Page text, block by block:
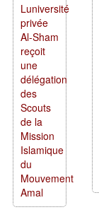
Luniversité
privée
Al-Sham
reçoit
une
délégation
des
Scouts
de la
Mission
Islamique
du
Mouvement
Amal